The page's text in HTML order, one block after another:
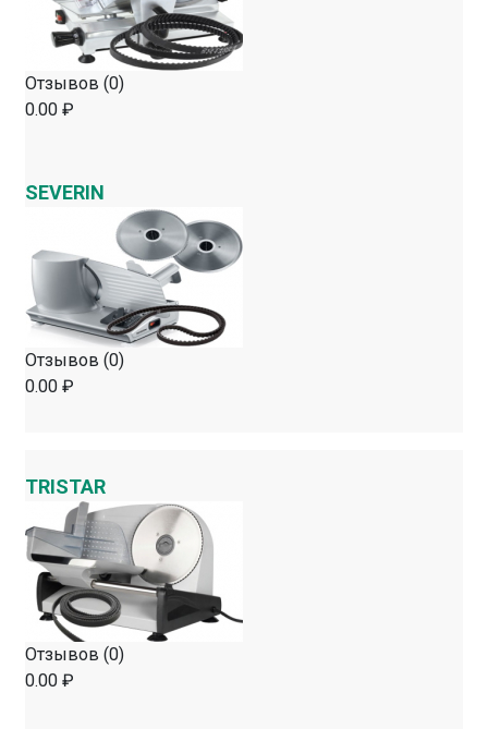
Отзывов (0)
0.00 ₽
SEVERIN
Отзывов (0)
0.00 ₽
TRISTAR
Отзывов (0)
0.00 ₽